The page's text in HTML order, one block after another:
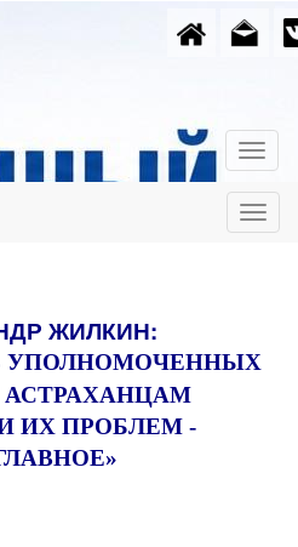
ЖИЛКИН:
УПОЛНОМОЧЕННЫХ
ИХ ПРОБЛЕМ -